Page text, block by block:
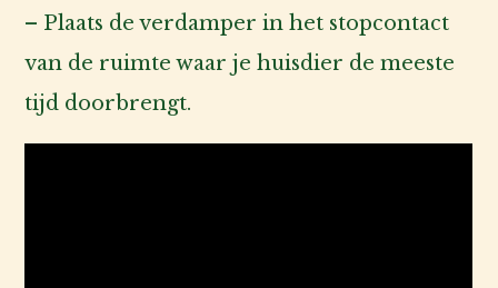
– Plaats de verdamper in het stopcontact
van de ruimte waar je huisdier de meeste
tijd doorbrengt.